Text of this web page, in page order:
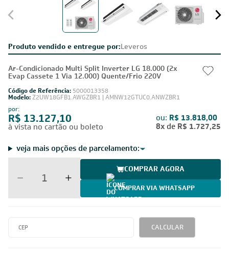
Produto vendido e entregue por:Leveros
Ar-Condicionado Multi Split Inverter LG 18.000 (2x
Evap Cassete 1 Via 12.000) Quente/Frio 220V
Código de Referência: 5000013358
Modelo:Z2UW18GFB1.AWGZBR1 | AMNW12GTUC0.ANWZBR1
por:
R$ 13.127,10
à vista no cartão ou boleto
ou: R$ 13.818,00
8x de R$ 1.727,25
veja mais opções de parcelamento:
COMPRAR AGORA
COMPRAR VIA WHATSAPP
CALCULAR